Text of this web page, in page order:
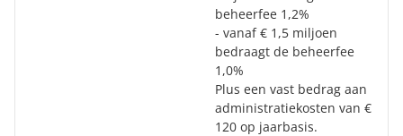
beheerfee 1,2%
- vanaf € 1,5 miljoen
bedraagt de beheerfee
1,0%
Plus een vast bedrag aan
administratiekosten van €
120 op jaarbasis.